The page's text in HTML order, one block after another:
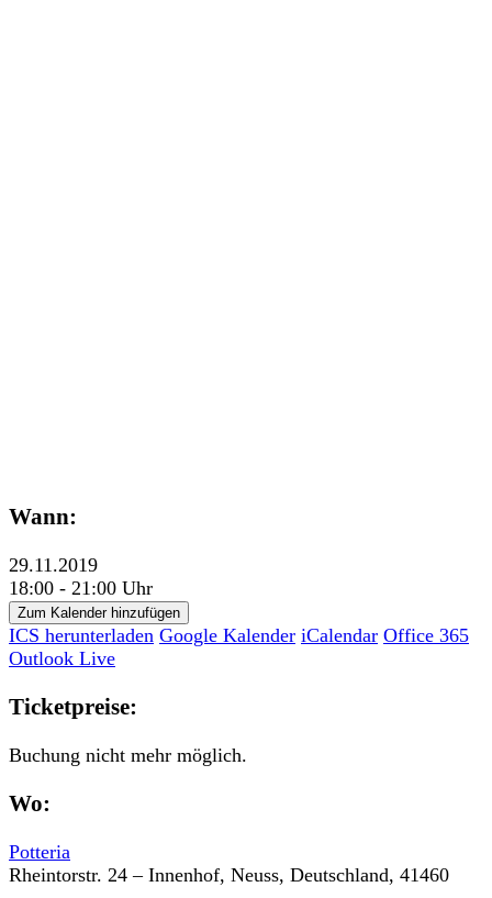
Wann:
29.11.2019
18:00 - 21:00 Uhr
Zum Kalender hinzufügen
ICS herunterladen Google Kalender iCalendar Office 365
Outlook Live
Ticketpreise:
Buchung nicht mehr möglich.
Wo:
Potteria
Rheintorstr. 24 – Innenhof, Neuss, Deutschland, 41460